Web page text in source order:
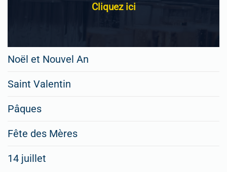
Cliquez ici
Noël et Nouvel An
Saint Valentin
Pâques
Fête des Mères
14 juillet